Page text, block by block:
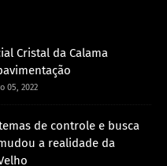
Cristal da Calama
05, 2022
de controle e busca
a realidade da